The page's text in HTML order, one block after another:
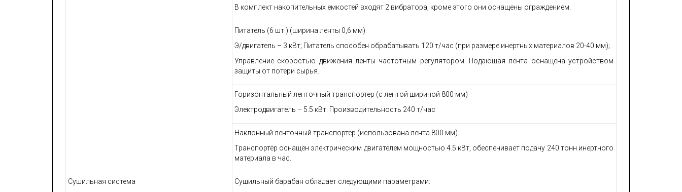
В комплект накопительных емкостей входят 2 вибратора, кроме этого они оснащены ограждением.
Питатель (6 шт.) (ширина ленты 0,6 мм)
Э/двигатель – 3 кВт; Питатель способен обрабатывать 120 т/час (при размере инертных материалов 20-40 мм);
Управление скоростью движения ленты частотным регулятором. Подающая лента оснащена устройством
защиты от потери сырья.
Горизонтальный ленточный транспортер (с лентой шириной 800 мм)
Электродвигатель – 5.5 кВт. Производительность 240 т/час
Наклонный ленточный транспортёр (использована лента 800 мм).
Транспортёр оснащён электрическим двигателем мощностью 4.5 кВт, обеспечивает подачу 240 тонн инертного
материала в час.
Сушильная система
Сушильный барабан обладает следующими параметрами: